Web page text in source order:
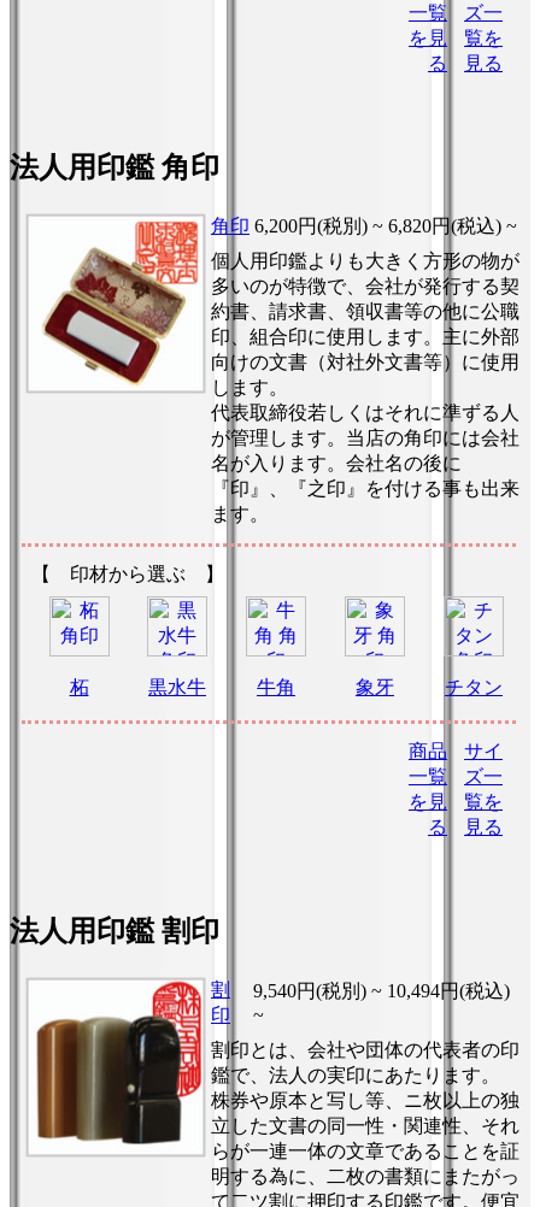
一覧
を見
る
ズ一
覧を
見る
法人用印鑑 角印
角印 6,200円(税別) ~ 6,820円(税込) ~
個人用印鑑よりも大きく方形の物が
多いのが特徴で、会社が発行する契
約書、請求書、領収書等の他に公職
印、組合印に使用します。主に外部
向けの文書（対社外文書等）に使用
します。
代表取締役若しくはそれに準ずる人
が管理します。当店の角印には会社
名が入ります。会社名の後に
『印』、『之印』を付ける事も出来
ます。
【 印材から選ぶ 】
柘 黒水牛 牛角 象牙 チタン
商品
一覧
を見
る
サイ
ズ一
覧を
見る
法人用印鑑 割印
割
印
9,540円(税別) ~ 10,494円(税込)
~
割印とは、会社や団体の代表者の印
鑑で、法人の実印にあたります。
株券や原本と写し等、ニ枚以上の独
立した文書の同一性・関連性、それ
らが一連一体の文章であることを証
明する為に、二枚の書類にまたがっ
て二ツ割に押印する印鑑です。便宜